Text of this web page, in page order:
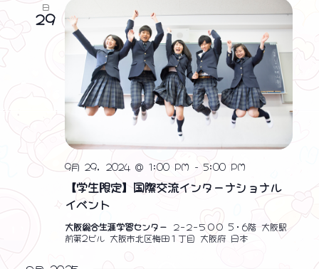
日
29
【学生限定】国際交流インターナショナル
イベント
9月 29, 2024 @ 1:00 PM -5:00 PM
大阪総合生涯学習センター ２−２−５００ 5・6階 大阪駅
前第2ビル 大阪市北区梅田１丁目 大阪府 日本